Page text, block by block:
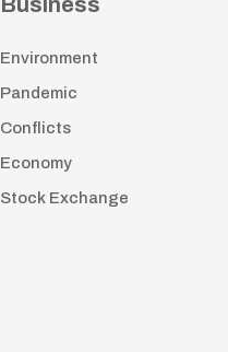
Environment
Pandemic
Conflicts
Economy
Stock Exchange